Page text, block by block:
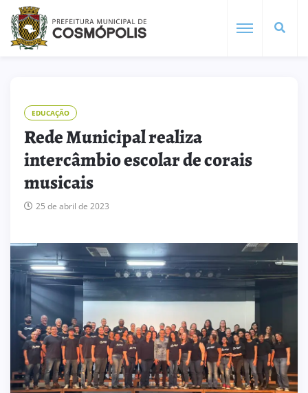
EDUCAÇÃO
Rede Municipal realiza
intercâmbio escolar de corais
musicais
25 de abril de 2023